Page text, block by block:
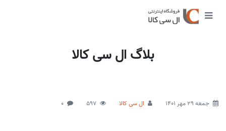
بلاگ ال سی کالا
جمعه 29 مهر 1401 ال سی کالا 597
0